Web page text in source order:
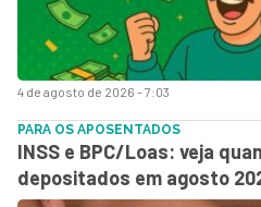
4 de agosto de 2026 - 7:03
PARA OS APOSENTADOS
INSS e BPC/Loas: veja
depositados em agosto